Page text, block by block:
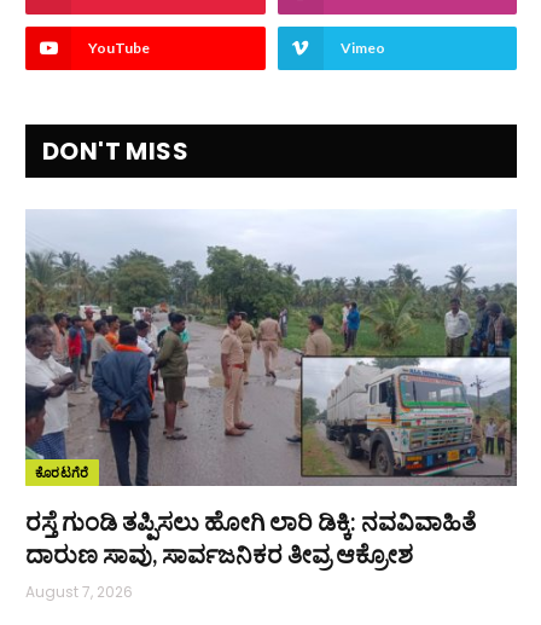
YouTube Vimeo
DON'T MISS
ಕೊರಟಗೆರೆ
ರಸ್ತೆ ಗುಂಡಿ ತಪ್ಪಿಸಲು ಹೋಗಿ ಲಾರಿ ಡಿಕ್ಕಿ: ನವವಿವಾಹಿತೆ
ದಾರುಣ ಸಾವು, ಸಾರ್ವಜನಿಕರ ತೀವ್ರ ಆಕ್ರೋಶ
August 7, 2026